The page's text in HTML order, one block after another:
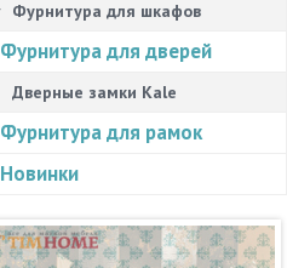
Фурнитура для шкафов
Фурнитура для дверей
Дверные замки Kale
Фурнитура для рамок
Новинки